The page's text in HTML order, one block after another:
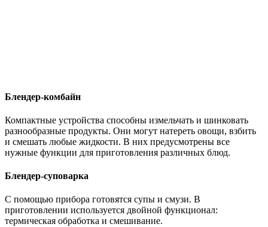
Блендер-комбайн
Компактные устройства способны измельчать и шинковать
разнообразные продукты. Они могут натереть овощи, взбить
и смешать любые жидкости. В них предусмотрены все
нужные функции для приготовления различных блюд.
Блендер-суповарка
С помощью прибора готовятся супы и смузи. В
приготовлении используется двойной функционал:
термическая обработка и смешивание.